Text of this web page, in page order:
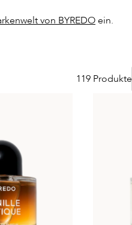
von BYREDOein.
119 Produkte